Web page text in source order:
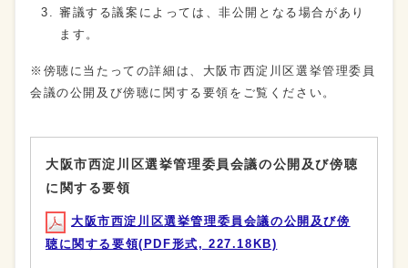
審議する議案によっては、非公開となる場合があり
ます。
※傍聴に当たっての詳細は、大阪市西淀川区選挙管理委員
会議の公開及び傍聴に関する要領をご覧ください。
大阪市西淀川区選挙管理委員会議の公開及び傍聴
に関する要領
大阪市西淀川区選挙管理委員会議の公開及び傍
聴に関する要領(PDF形式, 227.18KB)